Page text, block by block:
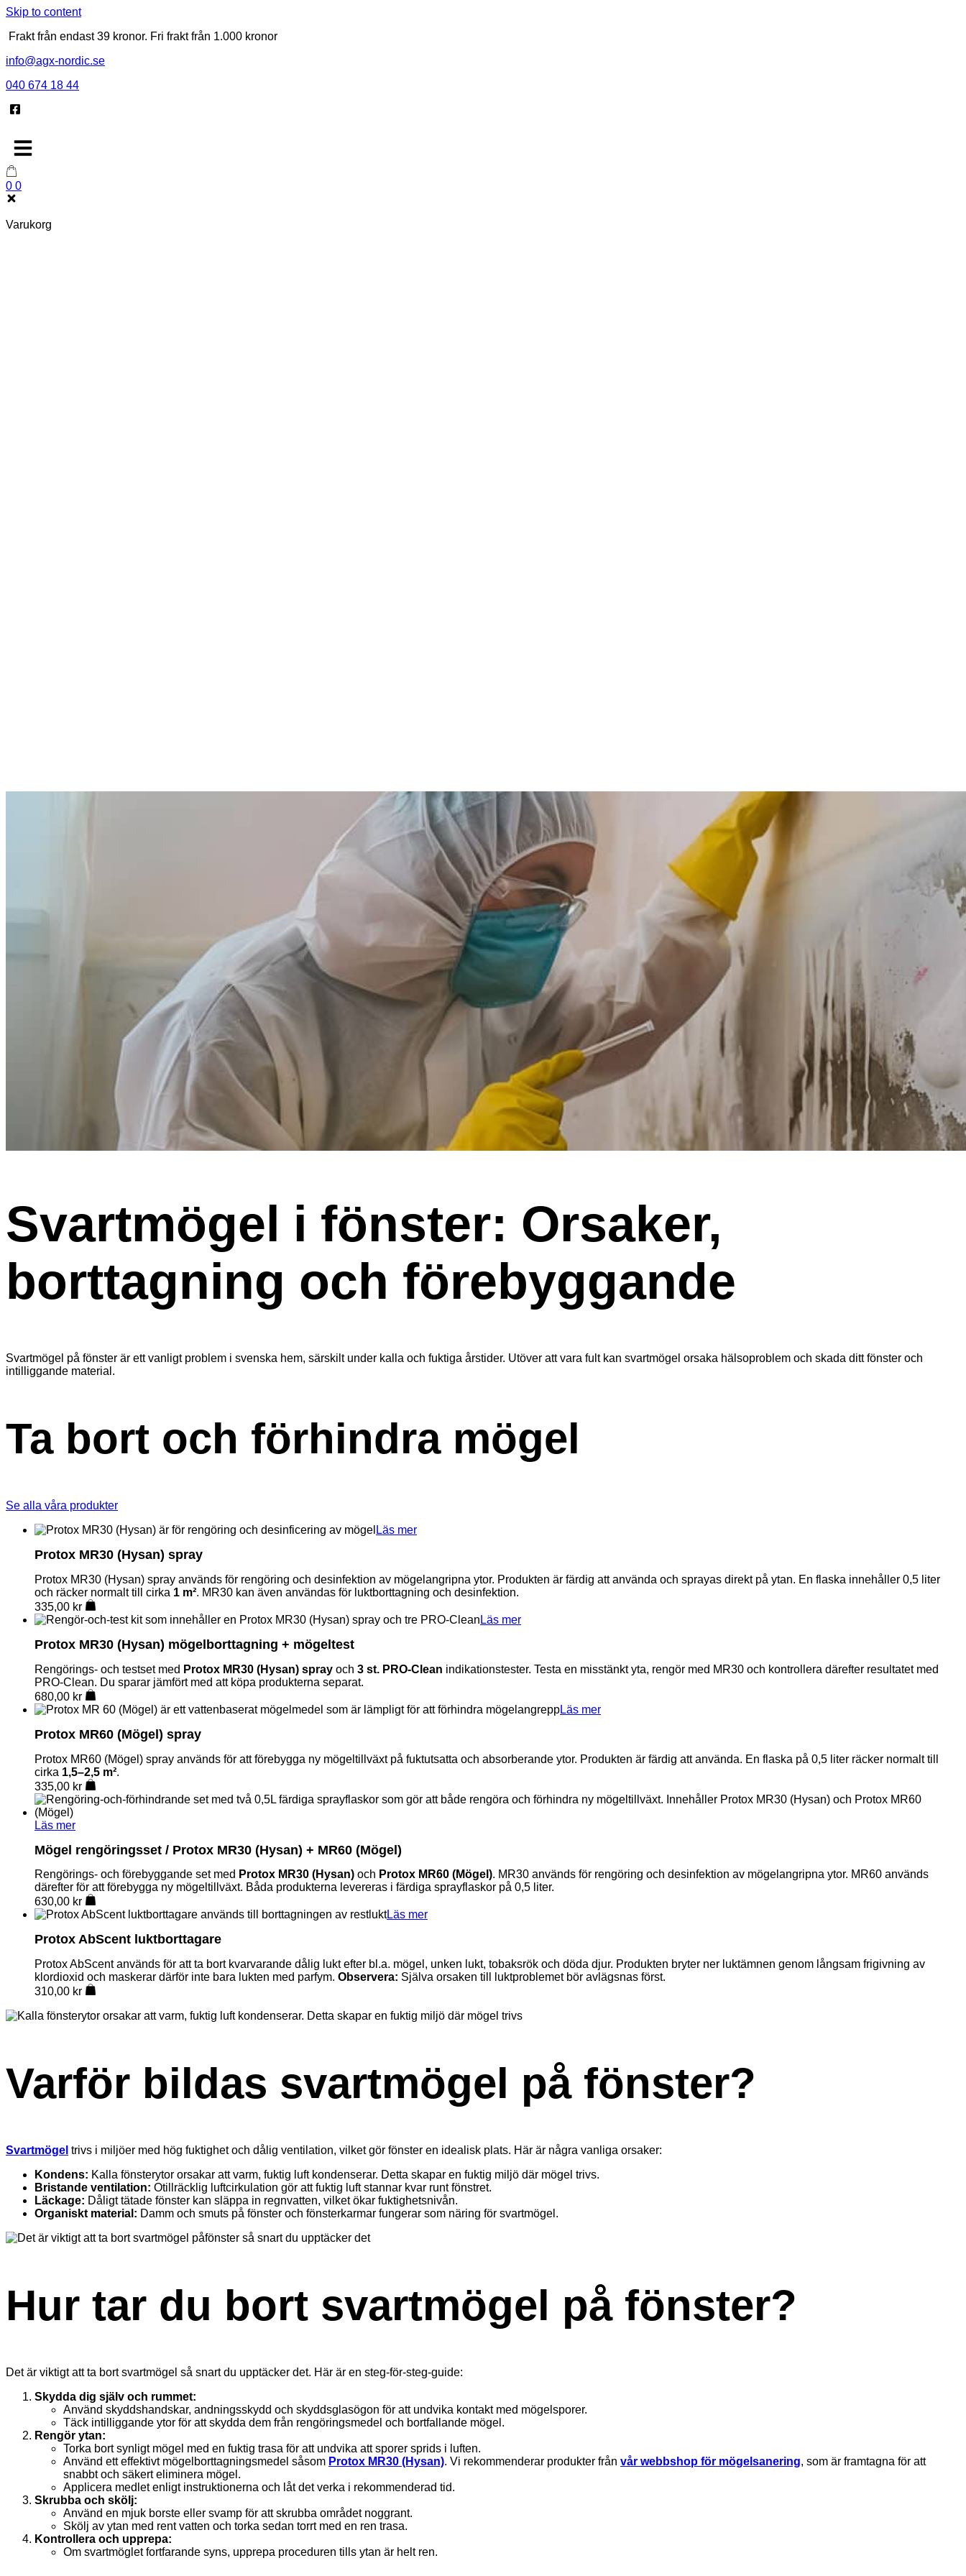
Skip to content
Frakt från endast 39 kronor. Fri frakt från 1.000 kronor
info@agx-nordic.se
040 674 18 44
0 0
Varukorg
Svartmögel i fönster: Orsaker,
borttagning och förebyggande
Svartmögel på fönster är ett vanligt problem i svenska hem, särskilt under kalla och fuktiga årstider. Utöver att vara fult kan svartmögel orsaka hälsoproblem och skada ditt fönster och
intilliggande material.
Ta bort och förhindra mögel
Se alla våra produkter
Läs mer
Protox MR30 (Hysan) spray
Protox MR30 (Hysan) spray används för rengöring och desinfektion av mögelangripna ytor. Produkten är färdig att använda och sprayas direkt på ytan. En flaska innehåller 0,5 liter
och räcker normalt till cirka 1 m². MR30 kan även användas för luktborttagning och desinfektion.
335,00 kr
Läs mer
Protox MR30 (Hysan) mögelborttagning + mögeltest
Rengörings- och testset med Protox MR30 (Hysan) spray och 3 st. PRO-Clean indikationstester. Testa en misstänkt yta, rengör med MR30 och kontrollera därefter resultatet med
PRO-Clean. Du sparar jämfört med att köpa produkterna separat.
680,00 kr
Läs mer
Protox MR60 (Mögel) spray
Protox MR60 (Mögel) spray används för att förebygga ny mögeltillväxt på fuktutsatta och absorberande ytor. Produkten är färdig att använda. En flaska på 0,5 liter räcker normalt till
cirka 1,5–2,5 m².
335,00 kr
Läs mer
Mögel rengöringsset / Protox MR30 (Hysan) + MR60 (Mögel)
Rengörings- och förebyggande set med Protox MR30 (Hysan) och Protox MR60 (Mögel). MR30 används för rengöring och desinfektion av mögelangripna ytor. MR60 används
därefter för att förebygga ny mögeltillväxt. Båda produkterna levereras i färdiga sprayflaskor på 0,5 liter.
630,00 kr
Läs mer
Protox AbScent luktborttagare
Protox AbScent används för att ta bort kvarvarande dålig lukt efter bl.a. mögel, unken lukt, tobaksrök och döda djur. Produkten bryter ner luktämnen genom långsam frigivning av
klordioxid och maskerar därför inte bara lukten med parfym. Observera: Själva orsaken till luktproblemet bör avlägsnas först.
310,00 kr
Varför bildas svartmögel på fönster?
Svartmögel trivs i miljöer med hög fuktighet och dålig ventilation, vilket gör fönster en idealisk plats. Här är några vanliga orsaker:
Kondens: Kalla fönsterytor orsakar att varm, fuktig luft kondenserar. Detta skapar en fuktig miljö där mögel trivs.
Bristande ventilation: Otillräcklig luftcirkulation gör att fuktig luft stannar kvar runt fönstret.
Läckage: Dåligt tätade fönster kan släppa in regnvatten, vilket ökar fuktighetsnivån.
Organiskt material: Damm och smuts på fönster och fönsterkarmar fungerar som näring för svartmögel.
Hur tar du bort svartmögel på fönster?
Det är viktigt att ta bort svartmögel så snart du upptäcker det. Här är en steg-för-steg-guide:
Skydda dig själv och rummet:
Använd skyddshandskar, andningsskydd och skyddsglasögon för att undvika kontakt med mögelsporer.
Täck intilliggande ytor för att skydda dem från rengöringsmedel och bortfallande mögel.
Rengör ytan:
Torka bort synligt mögel med en fuktig trasa för att undvika att sporer sprids i luften.
Använd ett effektivt mögelborttagningsmedel såsom Protox MR30 (Hysan). Vi rekommenderar produkter från vår webbshop för mögelsanering, som är framtagna för att
snabbt och säkert eliminera mögel.
Applicera medlet enligt instruktionerna och låt det verka i rekommenderad tid.
Skrubba och skölj:
Använd en mjuk borste eller svamp för att skrubba området noggrant.
Skölj av ytan med rent vatten och torka sedan torrt med en ren trasa.
Kontrollera och upprepa:
Om svartmöglet fortfarande syns, upprepa proceduren tills ytan är helt ren.